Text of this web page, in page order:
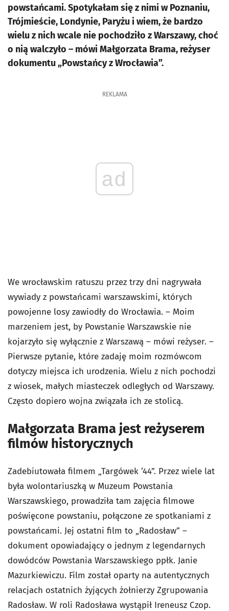
powstańcami. Spotykałam się z nimi w Poznaniu,
Trójmieście, Londynie, Paryżu i wiem, że bardzo
wielu z nich wcale nie pochodziło z Warszawy, choć
o nią walczyło – mówi Małgorzata Brama, reżyser
dokumentu „Powstańcy z Wrocławia”.
REKLAMA
ad
We wrocławskim ratuszu przez trzy dni nagrywała
wywiady z powstańcami warszawskimi, których
powojenne losy zawiodły do Wrocławia. – Moim
marzeniem jest, by Powstanie Warszawskie nie
kojarzyło się wyłącznie z Warszawą – mówi reżyser. –
Pierwsze pytanie, które zadaję moim rozmówcom
dotyczy miejsca ich urodzenia. Wielu z nich pochodzi
z wiosek, małych miasteczek odległych od Warszawy.
Często dopiero wojna związała ich ze stolicą.
Małgorzata Brama jest reżyserem
filmów historycznych
Zadebiutowała filmem „Targówek ‘44”. Przez wiele lat
była wolontariuszką w Muzeum Powstania
Warszawskiego, prowadziła tam zajęcia filmowe
poświęcone powstaniu, połączone ze spotkaniami z
powstańcami. Jej ostatni film to „Radosław” –
dokument opowiadający o jednym z legendarnych
dowódców Powstania Warszawskiego ppłk. Janie
Mazurkiewiczu. Film został oparty na autentycznych
relacjach ostatnich żyjących żołnierzy Zgrupowania
Radosław. W roli Radosława wystąpił Ireneusz Czop.